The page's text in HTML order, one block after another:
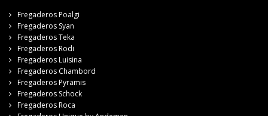
Fregaderos Poalgi
Fregaderos Syan
Fregaderos Teka
Fregaderos Rodi
Fregaderos Luisina
Fregaderos Chambord
Fregaderos Pyramis
Fregaderos Schock
Fregaderos Roca